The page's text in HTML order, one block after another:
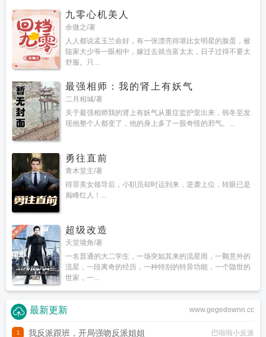
九零心机美人
余微之/著
人人都说孟玉兰命好，有一张漂亮得堪比女明星的脸蛋，被
陆家大少爷一眼相中，嫁过去就当富太太，日子过得不要太
舒服。只...
最强相师：我的肾上有妖气
二月相城/著
关于最强相师我的肾上有妖气从重症监护室出来，韩冬至发
现他整个人都变了，他的身上多了一股奇怪的邪气。...
勇往直前
青木堂主/著
得罪美女领导后，小职员却时运到来，逆袭上位，转眼已是
巅峰红人！...
超级改造
天堂墙角/著
一名普通的大二学生，一场突如其来的流星雨，一颗意外的
流星，一段离奇的经历，一种特别的特异功能，一个隐世的
世家，一...
www.gegedownn.cc
最新更新
1 我反派跟班，开局强吻反派姐姐 巴啦啦小反派